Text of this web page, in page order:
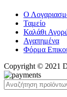
Ο
Ταμείο
Καλάθι
Αγαπημένα
Φόρμα
Copyright © 2021